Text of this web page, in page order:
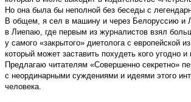
Но она была бы неполной без беседы с
В общем, я сел в машину и через Белоруссию и
в Лиепаю, где первым из журналистов взял
у самого «закрытого» диетолога с европейской
который может заставить похудеть кого угодно и
Предлагаю читателям «Совершенно секретно»
с неординарными суждениями и идеями этого
человека.